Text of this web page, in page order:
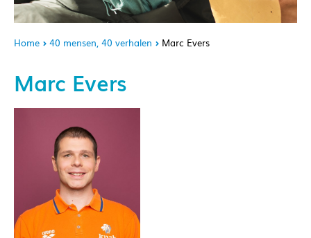
Home 40 mensen, 40 verhalen Marc Evers
Marc Evers